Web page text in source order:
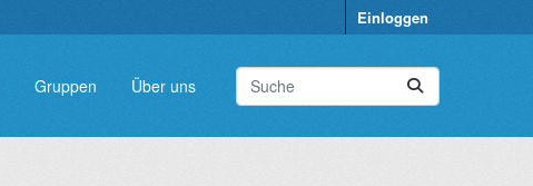
Einloggen
Gruppen Über uns